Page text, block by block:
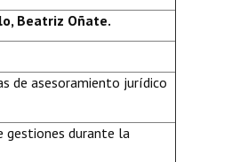
Beatriz Oñate.
de asesoramiento jurídico
gestiones durante la